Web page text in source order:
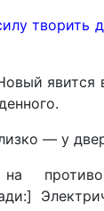
творить
явится
— у